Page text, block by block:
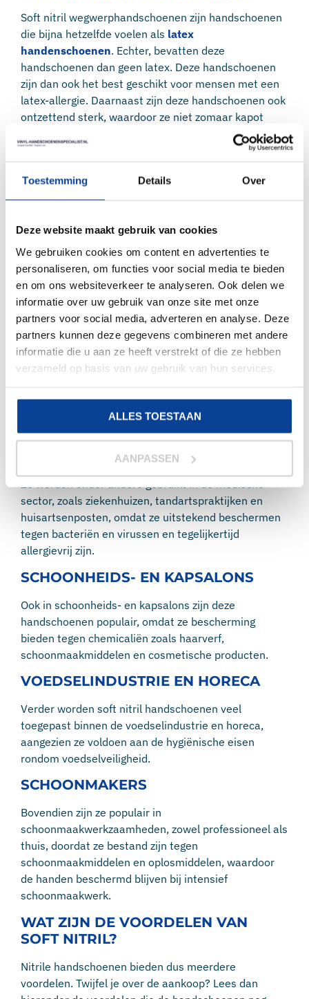
Toestemming Details Over
Deze website maakt gebruik van cookies
We gebruiken cookies om content en advertenties te
personaliseren, om functies voor social media te bieden
en om ons websiteverkeer te analyseren. Ook delen we
informatie over uw gebruik van onze site met onze
partners voor social media, adverteren en analyse. Deze
partners kunnen deze gegevens combineren met andere
informatie die u aan ze heeft verstrekt of die ze hebben
verzameld op basis van uw gebruik van hun services.
ALLES TOESTAAN
AANPASSEN
Soft nitril wegwerphandschoenen zijn handschoenen
die bijna hetzelfde voelen als latex
handenschoenen. Echter, bevatten deze
handschoenen dan geen latex. Deze handschoenen
zijn dan ook het best geschikt voor mensen met een
latex-allergie. Daarnaast zijn deze handschoenen ook
ontzettend sterk, waardoor ze niet zomaar kapot
zullen gaan. De kwaliteit is zeer hoog en ze zijn dus
geschikt voor langdurig gebruik. Ook beschermen
vetten.
verschillende beroepen. Hierbij zijn de handschoenen
bewaren. Zo beschermen deze handschoenen tegen
bacteriën en mogelijke besmetting.
WAARVOOR WORDEN SOFT NITRIL
HANDSCHOENEN GEBRUIKT?
Er zijn meerdere sectoren waar soft nitrile
handschoenen worden gebruikt. De handschoenen
combinatie van comfort, bescherming en flexibiliteit.
In de volgende sectoren worden de handschoenen
gebruikt.
MEDISCHE SECTOR
Ze worden onder andere gebruikt in de medische
sector, zoals ziekenhuizen, tandartspraktijken en
huisartsenposten, omdat ze uitstekend beschermen
tegen bacteriën en virussen en tegelijkertijd
allergievrij zijn.
SCHOONHEIDS- EN KAPSALONS
Ook in schoonheids- en kapsalons zijn deze
handschoenen populair, omdat ze bescherming
bieden tegen chemicaliën zoals haarverf,
schoonmaakmiddelen en cosmetische producten.
VOEDSELINDUSTRIE EN HORECA
Verder worden soft nitril handschoenen veel
toegepast binnen de voedselindustrie en horeca,
aangezien ze voldoen aan de hygiënische eisen
rondom voedselveiligheid.
SCHOONMAKERS
Bovendien zijn ze populair in
schoonmaakwerkzaamheden, zowel professioneel als
thuis, doordat ze bestand zijn tegen
schoonmaakmiddelen en oplosmiddelen, waardoor
de handen beschermd blijven bij intensief
schoonmaakwerk.
WAT ZIJN DE VOORDELEN VAN
SOFT NITRIL?
Nitrile handschoenen bieden dus meerdere
voordelen. Twijfel je over de aankoop? Lees dan